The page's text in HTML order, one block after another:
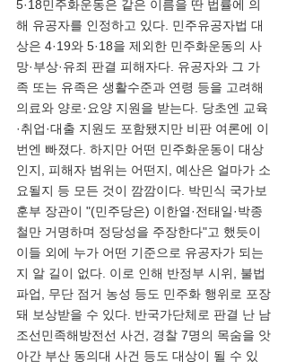
5·18민주화운동은 같은 이름을 딴 법률에 의
해 유공자를 인정하고 있다. 민주유공자법 대
상은 4·19와 5·18을 제외한 민주화운동의 사
망·부상·유죄 판결 피해자다. 유공자와 그 가
족 또는 유족은 생활수준과 연령 등을 고려해
의료와 양로·요양 지원을 받는다. 당초엔 교육
·취업·대출 지원도 포함됐지만 비판 여론에 이
번엔 빠졌다. 하지만 어떤 민주화운동이 대상
인지, 피해자 범위는 어떤지, 예산은 얼마가 소
요될지 등 모든 것이 깜깜이다. 박민식 국가보
훈부 장관이 "(민주당은) 이한열·전태일·박종
철만 거명하며 정당성을 주장한다"고 했듯이
이들 외에 누가 어떤 기준으로 유공자가 되는
지 알 길이 없다. 이로 인해 반정부 시위, 불법
파업, 무단 점거 농성 등도 민주화 행위로 포장
돼 보상받을 수 있다. 반국가단체로 판결 난 남
조선민족해방전선 사건, 경찰 7명의 목숨을 앗
아간 부산 동의대 사건 등도 대상이 될 수 있